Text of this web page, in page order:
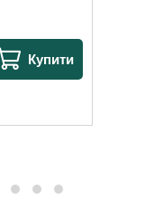
Купити